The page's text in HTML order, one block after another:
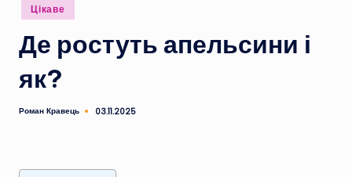
Опубліковано
у
Цікаве
Де ростуть апельсини і
як?
Опубліковано
Роман Кравець 03.11.2025